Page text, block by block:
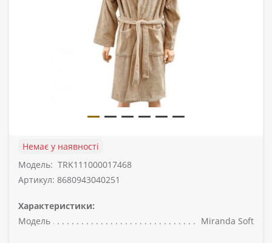
Немає у наявності
Модель: TRK111000017468
Артикул: 8680943040251
Характеристики:
Модель
Miranda Soft